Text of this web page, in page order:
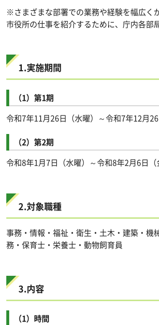
※さまざまな部署での業務や経験を幅広く
市役所の仕事を紹介するために、庁内各部
1.実施期間
（1）第1期
令和7年11月26日（水曜）～令和7年12月
（2）第2期
令和8年1月7日（水曜）～令和8年2月6日
2.対象職種
事務・情報・福祉・衛生・土木・建築・
務・保育士・栄養士・動物飼育員
3.内容
（1）時間